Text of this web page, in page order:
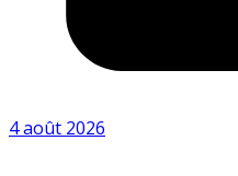
4 août 2026